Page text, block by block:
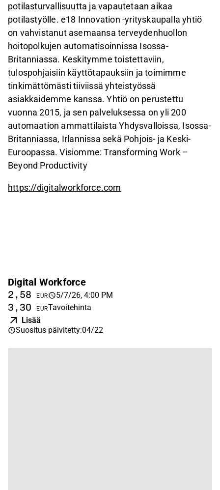
potilasturvallisuutta ja vapautetaan aikaa
potilastyölle. e18 Innovation -yrityskaupalla yhtiö
on vahvistanut asemaansa terveydenhuollon
hoitopolkujen automatisoinnissa Isossa-
Britanniassa. Keskitymme toistettaviin,
tulospohjaisiin käyttötapauksiin ja toimimme
tinkimättömästi tiiviissä yhteistyössä
asiakkaidemme kanssa. Yhtiö on perustettu
vuonna 2015, ja sen palveluksessa on yli 200
automaation ammattilaista Yhdysvalloissa, Isossa-
Britanniassa, Irlannissa sekä Pohjois- ja Keski-
Euroopassa. Visiomme: Transforming Work –
Beyond Productivity
https://digitalworkforce.com
Digital Workforce
2,58 EUR 5/7/26, 4:00 PM
3,30 EURTavoitehinta
Lisää
Suositus päivitetty:04/22